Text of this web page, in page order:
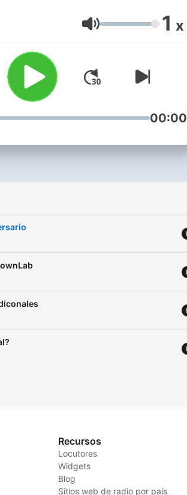
científica y de los artistas de
las industrias creativas.
Volumen 1 x
00:00
Recursos
Locutores
Widgets
Blog
Sitios web de radio por país